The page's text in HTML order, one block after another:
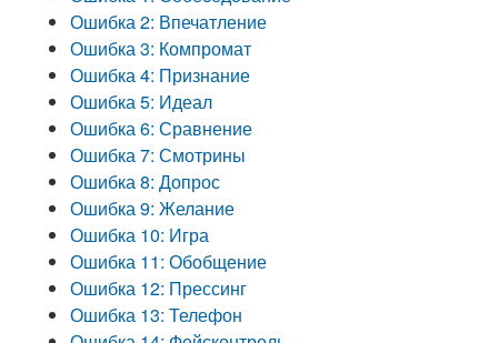
Ошибка 2: Впечатление
Ошибка 3: Компромат
Ошибка 4: Признание
Ошибка 5: Идеал
Ошибка 6: Сравнение
Ошибка 7: Смотрины
Ошибка 8: Допрос
Ошибка 9: Желание
Ошибка 10: Игра
Ошибка 11: Обобщение
Ошибка 12: Прессинг
Ошибка 13: Телефон